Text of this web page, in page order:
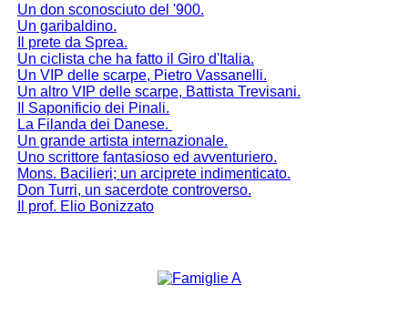
Un don sconosciuto del '900.
Un garibaldino.
Il prete da Sprea.
Un ciclista che ha fatto il Giro d'Italia.
Un VIP delle scarpe, Pietro Vassanelli.
Un altro VIP delle scarpe, Battista Trevisani.
Il Saponificio dei Pinali.
La Filanda dei Danese.
Un grande artista internazionale.
Uno scrittore fantasioso ed avventuriero.
Mons. Bacilieri; un arciprete indimenticato.
Don Turri, un sacerdote controverso.
Il prof. Elio Bonizzato